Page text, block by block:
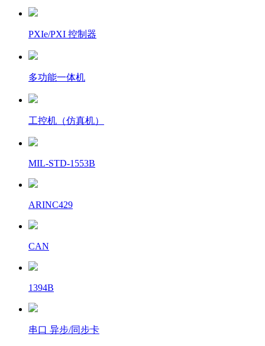
PXIe/PXI 控制器
多功能一体机
工控机（仿真机）
MIL-STD-1553B
ARINC429
CAN
1394B
串口 异步/同步卡